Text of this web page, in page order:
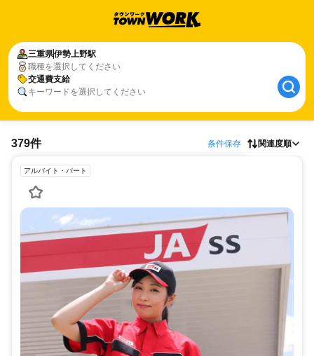
三重県伊勢上野駅
職種を選択してください
交通費支給
キーワードを選択してください
379件 条件保存 関連度順
アルバイト・パート